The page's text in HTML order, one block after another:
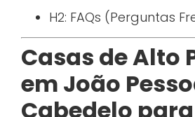
H2: FAQs (Perguntas
Casas de Alto
em João
Cabedelo